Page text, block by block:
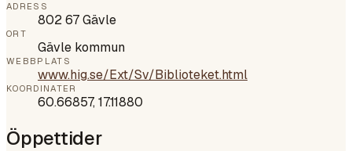
ADRESS
802 67 Gävle
ORT
Gävle kommun
WEBBPLATS
www.hig.se/Ext/Sv/Biblioteket.html
KOORDINATER
60.66857,17.11880
Öppettider